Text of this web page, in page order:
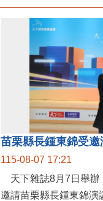
115-08-07 17:21
天下雜誌8月7日舉辦
邀請苗栗縣長鍾東錦演